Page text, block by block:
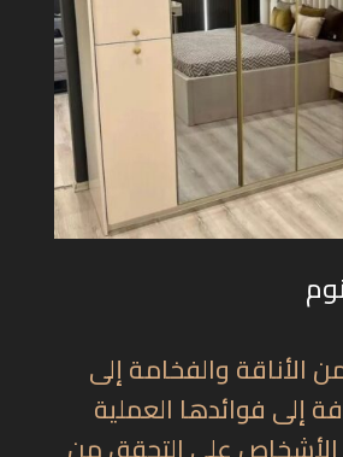
والفخامة إلى
إلى فوائدها العملية